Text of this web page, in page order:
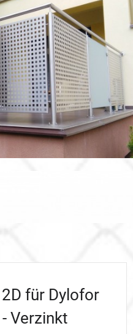
für Dylofor
Verzinkt